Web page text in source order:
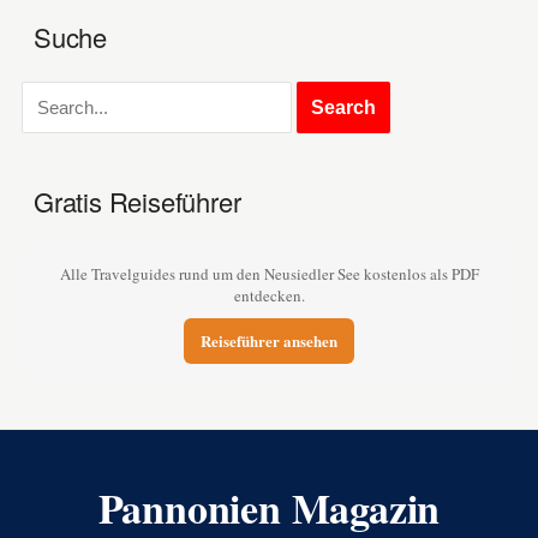
Suche
Gratis Reiseführer
Alle Travelguides rund um den Neusiedler See kostenlos als PDF
entdecken.
Reiseführer ansehen
Pannonien Magazin